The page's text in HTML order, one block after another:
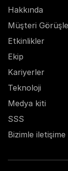
Hakkında
Müşteri
Etkinlikler
Ekip
Kariyerler
Teknoloji
Medya kiti
SSS
Bizimle iletişime